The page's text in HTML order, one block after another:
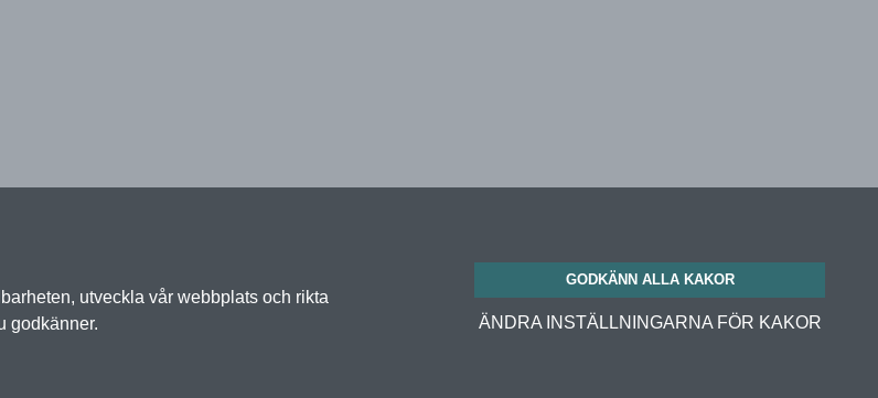
utveckla vår webbplats och rikta
godkänner.
GODKÄNN ALLA KAKOR
ÄNDRA INSTÄLLNINGARNA FÖR KAKOR